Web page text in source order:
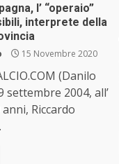
l’ “operaio”
interprete della
15 Novembre 2020
(Danilo
settembre 2004, all’
Riccardo